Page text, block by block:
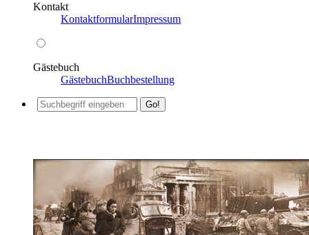
Kontakt
KontaktformularImpressum
Gästebuch
GästebuchBuchbestellung